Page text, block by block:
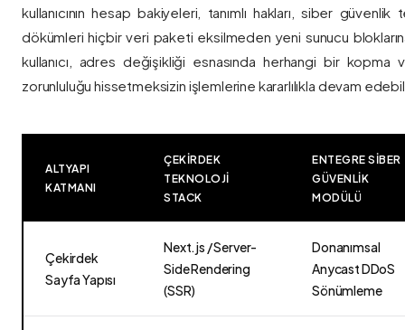
kullanıcının hesap bakiyeleri, tanımlı hakları, siber
dökümleri hiçbir veri paketi eksilmeden yeni sunucu
kullanıcı, adres değişikliği esnasında herhangi bir
zorunluluğu hissetmeksizin işlemlerine kararlılıkla devam
ALTYAPI
KATMANI
ÇEKIRDEK
TEKNOLOJI
STACK
ENTEGRE SIBER
GÜVENLIK
MODÜLÜ
Çekirdek
Sayfa Yapısı
Next.js / Server-
Side Rendering
(SSR)
Donanımsal
Anycast DDoS
Sönümleme